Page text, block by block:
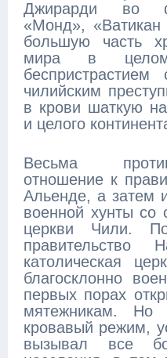
Джирарди во
«Монд», «Ватикан
большую часть
мира в целом
чилийским
в крови шаткую
и целого
Весьма
отношение к
Альенде, а затем
военной хунты со
церкви Чили.
правительство
католическая
благосклонно
первых порах
мятежникам.
кровавый режим,
вызывал все